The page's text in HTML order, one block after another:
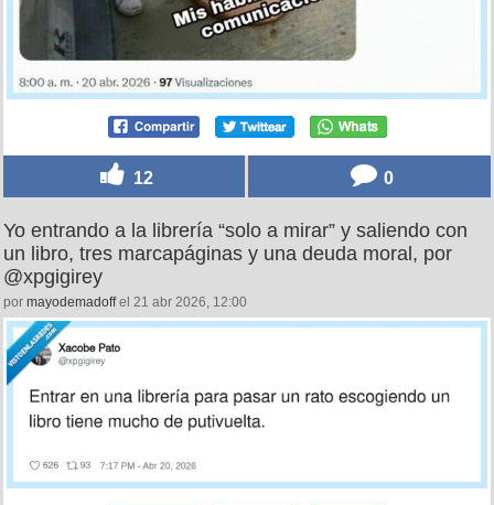
12 0
Yo entrando a la librería “solo a mirar” y saliendo con
un libro, tres marcapáginas y una deuda moral, por
@xpgigirey
por mayodemadoffel 21 abr 2026, 12:00